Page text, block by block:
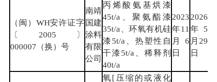
（闽）WH安许证字
〔2005〕
000007（换）号
南靖
国建
涂料
有限
公司
丙烯酸氨基烘漆
45t/a、聚氨酯漆
35t/a、环氧有机硅
漆5t/a、热塑性自
干漆5t/a、稀释剂
40t/a
2023
年11
月6
日
2026
年5
月29
日
氧[压缩的或液化